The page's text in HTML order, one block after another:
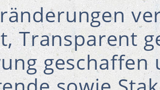
Transparent
geschaffen